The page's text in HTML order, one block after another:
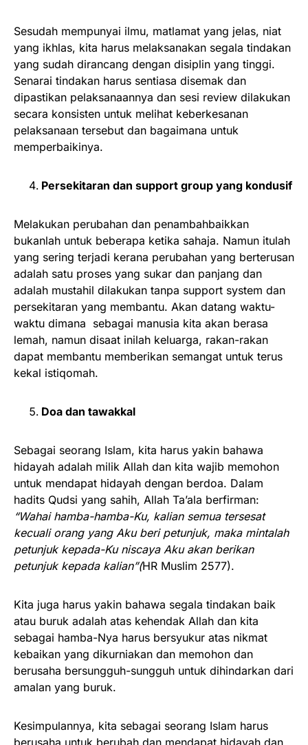
Sesudah mempunyai ilmu, matlamat yang jelas, niat
yang ikhlas, kita harus melaksanakan segala tindakan
yang sudah dirancang dengan disiplin yang tinggi.
Senarai tindakan harus sentiasa disemak dan
dipastikan pelaksanaannya dan sesi review dilakukan
secara konsisten untuk melihat keberkesanan
pelaksanaan tersebut dan bagaimana untuk
memperbaikinya.
Persekitaran dan support group yang kondusif
Melakukan perubahan dan penambahbaikkan
bukanlah untuk beberapa ketika sahaja. Namun itulah
yang sering terjadi kerana perubahan yang berterusan
adalah satu proses yang sukar dan panjang dan
adalah mustahil dilakukan tanpa support system dan
persekitaran yang membantu. Akan datang waktu-
waktu dimana sebagai manusia kita akan berasa
lemah, namun disaat inilah keluarga, rakan-rakan
dapat membantu memberikan semangat untuk terus
kekal istiqomah.
Doa dan tawakkal
Sebagai seorang Islam, kita harus yakin bahawa
hidayah adalah milik Allah dan kita wajib memohon
untuk mendapat hidayah dengan berdoa. Dalam
hadits Qudsi yang sahih, Allah Ta’ala berfirman:
“Wahai hamba-hamba-Ku, kalian semua tersesat
kecuali orang yang Aku beri petunjuk, maka mintalah
petunjuk kepada-Ku niscaya Aku akan berikan
petunjuk kepada kalian”(HR Muslim 2577).
Kita juga harus yakin bahawa segala tindakan baik
atau buruk adalah atas kehendak Allah dan kita
sebagai hamba-Nya harus bersyukur atas nikmat
kebaikan yang dikurniakan dan memohon dan
berusaha bersungguh-sungguh untuk dihindarkan dari
amalan yang buruk.
Kesimpulannya, kita sebagai seorang Islam harus
berusaha untuk berubah dan mendapat hidayah dan